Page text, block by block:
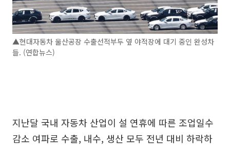
▲현대자동차 울산공장 수출선적부두 옆 야적장에 대기 중인 완성차
들. (연합뉴스)
지난달 국내 자동차 산업이 설 연휴에 따른 조업일수
감소 여파로 수출, 내수, 생산 모두 전년 대비 하락하